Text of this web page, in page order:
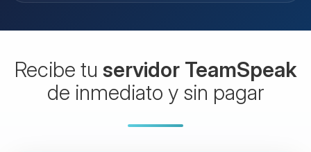
Recibe tu servidor TeamSpeak
de inmediato y sin pagar